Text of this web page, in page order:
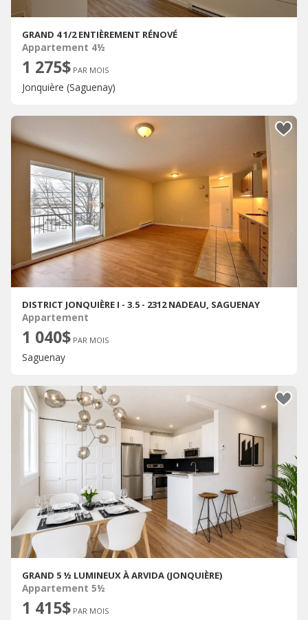
GRAND 4 1/2 ENTIÈREMENT RÉNOVÉ
Appartement 4½
1 275$ PAR MOIS
Jonquière (Saguenay)
DISTRICT JONQUIÈRE I - 3.5 - 2312 NADEAU, SAGUENAY
Appartement
1 040$ PAR MOIS
Saguenay
GRAND 5 ½ LUMINEUX À ARVIDA (JONQUIÈRE)
Appartement 5½
1 415$ PAR MOIS